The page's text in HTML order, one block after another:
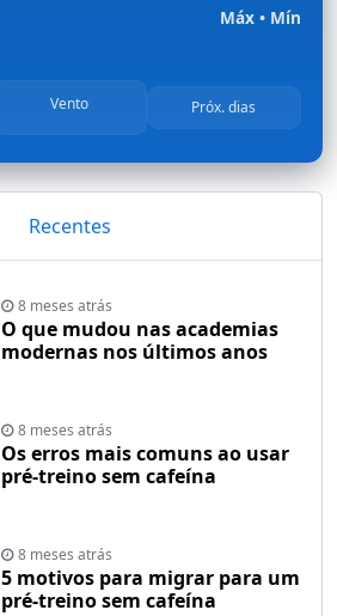
Máx • Mín
Vento Próx. dias
Recentes
8 meses atrás
O que mudou nas academias
modernas nos últimos anos
8 meses atrás
Os erros mais comuns ao usar
pré-treino sem cafeína
8 meses atrás
5 motivos para migrar para um
pré-treino sem cafeína